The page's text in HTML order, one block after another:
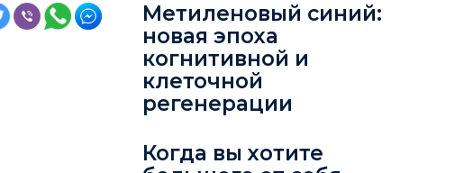
Метиленовый синий:
новая эпоха
когнитивной и
клеточной
регенерации
Когда вы хотите